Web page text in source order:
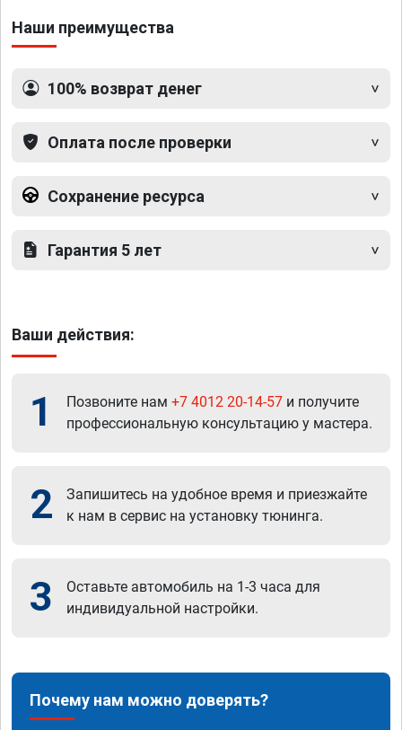
Наши преимущества
100% возврат денег
Оплата после проверки
Сохранение ресурса
Гарантия 5 лет
Ваши действия:
1 Позвоните нам +7 4012 20-14-57 и получите
профессиональную консультацию у мастера.
2
Запишитесь на удобное время и приезжайте
к нам в сервис на установку тюнинга.
3
Оставьте автомобиль на 1-3 часа для
индивидуальной настройки.
Почему нам можно доверять?